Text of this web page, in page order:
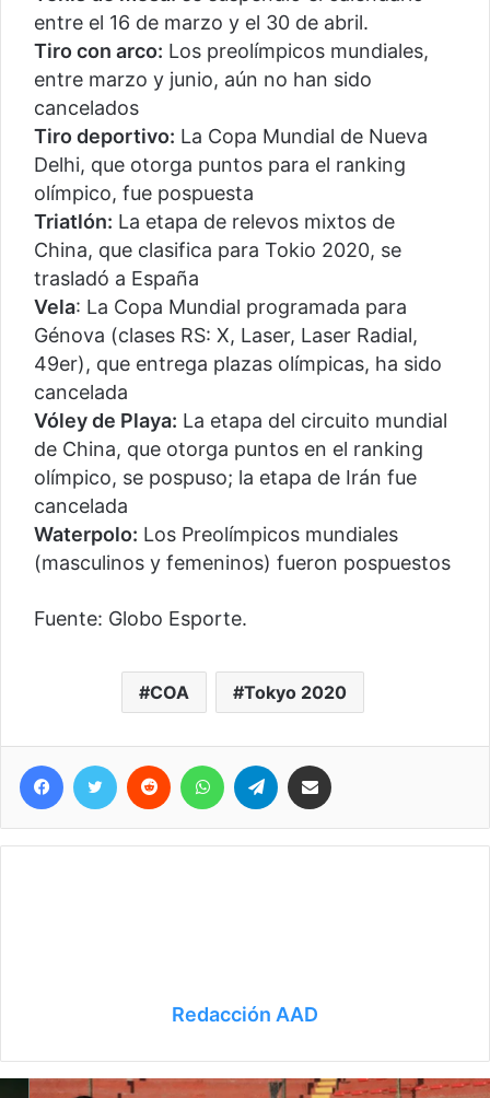
entre el 16 de marzo y el 30 de abril.
Tiro con arco: Los preolímpicos mundiales,
entre marzo y junio, aún no han sido
cancelados
Tiro deportivo: La Copa Mundial de Nueva
Delhi, que otorga puntos para el ranking
olímpico, fue pospuesta
Triatlón: La etapa de relevos mixtos de
China, que clasifica para Tokio 2020, se
trasladó a España
Vela: La Copa Mundial programada para
Génova (clases RS: X, Laser, Laser Radial,
49er), que entrega plazas olímpicas, ha sido
cancelada
Vóley de Playa: La etapa del circuito mundial
de China, que otorga puntos en el ranking
olímpico, se pospuso; la etapa de Irán fue
cancelada
Waterpolo: Los Preolímpicos mundiales
(masculinos y femeninos) fueron pospuestos
Fuente: Globo Esporte.
COA Tokyo 2020
Facebook
Twitter Reddit WhatsAppTelegram
Redacción AAD